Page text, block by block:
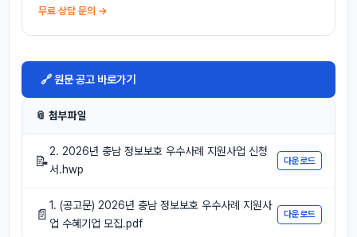
무료 상담 문의 →
🔗 원문 공고 바로가기
📎 첨부파일
📝
2. 2026년 충남 정보보호 우수사례 지원사업 신청
서.hwp
다운로드
📄
1. (공고문) 2026년 충남 정보보호 우수사례 지원사
업 수혜기업 모집.pdf
다운로드